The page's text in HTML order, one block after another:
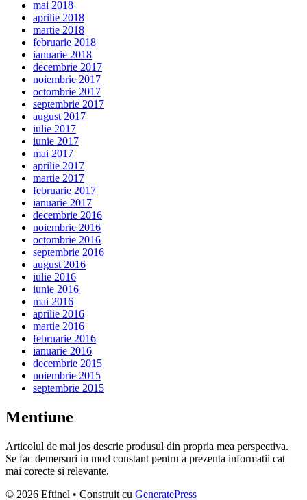
mai 2018
aprilie 2018
martie 2018
februarie 2018
ianuarie 2018
decembrie 2017
noiembrie 2017
octombrie 2017
septembrie 2017
august 2017
iulie 2017
iunie 2017
mai 2017
aprilie 2017
martie 2017
februarie 2017
ianuarie 2017
decembrie 2016
noiembrie 2016
octombrie 2016
septembrie 2016
august 2016
iulie 2016
iunie 2016
mai 2016
aprilie 2016
martie 2016
februarie 2016
ianuarie 2016
decembrie 2015
noiembrie 2015
septembrie 2015
Mentiune
Articolul de mai jos descrie produsul din propria mea perspectiva.
Se fac demersuri in mod constant pentru a prezenta informatii cat
mai corecte si relevante.
© 2026 Eftinel • Construit cu GeneratePress